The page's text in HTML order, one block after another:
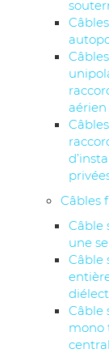
Câbles
aérien
Câbles
Câble
une
Câble
Câble
mono